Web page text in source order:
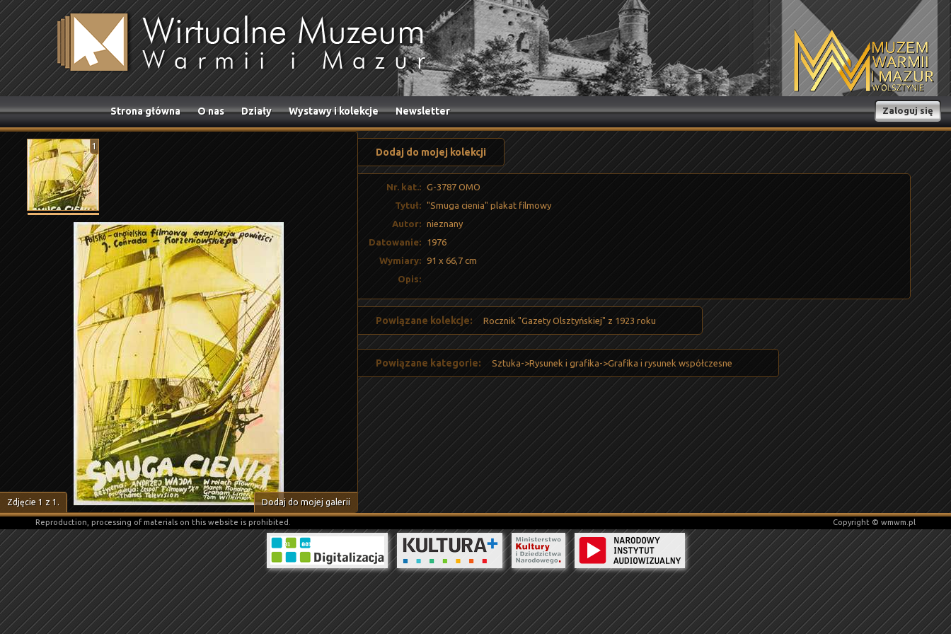
Strona główna O nas Działy Wystawy i kolekcje Newsletter Zaloguj się
1
Dodaj do mojej galerii
Zdjęcie 1 z 1 .
Dodaj do mojej kolekcji
Nr. kat.: G-3787 OMO
Tytuł: "Smuga cienia" plakat filmowy
Autor: nieznany
Datowanie:
1976
Wymiary: 91 x 66,7 cm
Opis:
Powiązane kolekcje: Rocznik "Gazety Olsztyńskiej" z 1923 roku
Powiązane kategorie: Sztuka->Rysunek i grafika->Grafika i rysunek współczesne
Reproduction, processing of materials on this website is prohibited. Copyright © wmwm.pl